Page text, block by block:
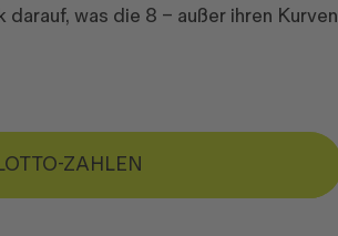
was die 8 – außer ihren Kurven
ZAHLEN